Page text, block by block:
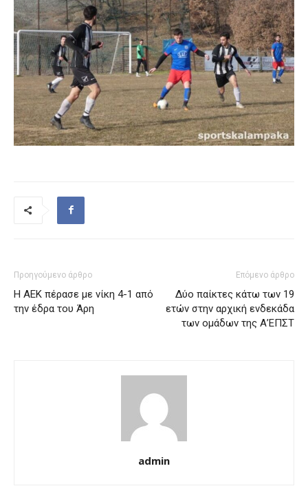
Προηγούμενο άρθρο
Η ΑΕΚ πέρασε με νίκη 4-1 από
την έδρα του Άρη
Επόμενο άρθρο
Δύο παίκτες κάτω των 19
ετών στην αρχική ενδεκάδα
των ομάδων της Α’ΕΠΣΤ
admin